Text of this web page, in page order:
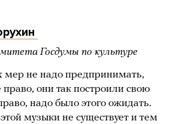
Госдумы по культуре
мер не надо предпринимать,
право, они так построили свою
надо было этого ожидать.
музыки не существует и тем